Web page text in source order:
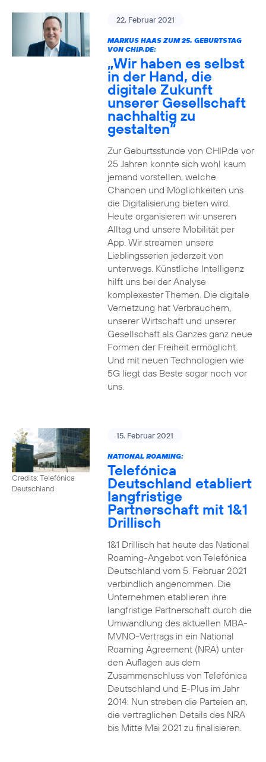
22. Februar 2021
MARKUS HAAS ZUM 25. GEBURTSTAG
VON CHIP.DE:
„Wir haben es selbst
in der Hand, die
digitale Zukunft
unserer Gesellschaft
nachhaltig zu
gestalten“
Zur Geburtsstunde von CHIP.de vor
25 Jahren konnte sich wohl kaum
jemand vorstellen, welche
Chancen und Möglichkeiten uns
die Digitalisierung bieten wird.
Heute organisieren wir unseren
Alltag und unsere Mobilität per
App. Wir streamen unsere
Lieblingsserien jederzeit von
unterwegs. Künstliche Intelligenz
hilft uns bei der Analyse
komplexester Themen. Die digitale
Vernetzung hat Verbrauchern,
unserer Wirtschaft und unserer
Gesellschaft als Ganzes ganz neue
Formen der Freiheit ermöglicht.
Und mit neuen Technologien wie
5G liegt das Beste sogar noch vor
uns.
Credits: Telefónica
Deutschland
15. Februar 2021
NATIONAL ROAMING:
Telefónica
Deutschland etabliert
langfristige
Partnerschaft mit 1&1
Drillisch
1&1 Drillisch hat heute das National
Roaming-Angebot von Telefónica
Deutschland vom 5. Februar 2021
verbindlich angenommen. Die
Unternehmen etablieren ihre
langfristige Partnerschaft durch die
Umwandlung des aktuellen MBA-
MVNO-Vertrags in ein National
Roaming Agreement (NRA) unter
den Auflagen aus dem
Zusammenschluss von Telefónica
Deutschland und E-Plus im Jahr
2014. Nun streben die Parteien an,
die vertraglichen Details des NRA
bis Mitte Mai 2021 zu finalisieren.